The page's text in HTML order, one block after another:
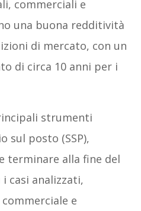
commerciali e
una buona redditività
di mercato, con un
di circa 10 anni per i
strumenti
sul posto (SSP),
terminare alla fine del
casi analizzati,
e